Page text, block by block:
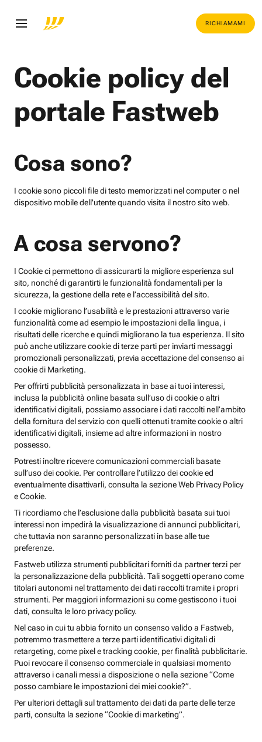
RICHIAMAMI
Cookie policy del
portale Fastweb
Cosa sono?
I cookie sono piccoli file di testo memorizzati nel computer o nel
dispositivo mobile dell'utente quando visita il nostro sito web.
A cosa servono?
I Cookie ci permettono di assicurarti la migliore esperienza sul
sito, nonché di garantirti le funzionalità fondamentali per la
sicurezza, la gestione della rete e l’accessibilità del sito.
I cookie migliorano l’usabilità e le prestazioni attraverso varie
funzionalità come ad esempio le impostazioni della lingua, i
risultati delle ricerche e quindi migliorano la tua esperienza. Il sito
può anche utilizzare cookie di terze parti per inviarti messaggi
promozionali personalizzati, previa accettazione del consenso ai
cookie di Marketing.
Per offrirti pubblicità personalizzata in base ai tuoi interessi,
inclusa la pubblicità online basata sull’uso di cookie o altri
identificativi digitali, possiamo associare i dati raccolti nell’ambito
della fornitura del servizio con quelli ottenuti tramite cookie o altri
identificativi digitali, insieme ad altre informazioni in nostro
possesso.
Potresti inoltre ricevere comunicazioni commerciali basate
sull’uso dei cookie. Per controllare l’utilizzo dei cookie ed
eventualmente disattivarli, consulta la sezione Web Privacy Policy
e Cookie.
Ti ricordiamo che l’esclusione dalla pubblicità basata sui tuoi
interessi non impedirà la visualizzazione di annunci pubblicitari,
che tuttavia non saranno personalizzati in base alle tue
preferenze.
Fastweb utilizza strumenti pubblicitari forniti da partner terzi per
la personalizzazione della pubblicità. Tali soggetti operano come
titolari autonomi nel trattamento dei dati raccolti tramite i propri
strumenti. Per maggiori informazioni su come gestiscono i tuoi
dati, consulta le loro privacy policy.
Nel caso in cui tu abbia fornito un consenso valido a Fastweb,
potremmo trasmettere a terze parti identificativi digitali di
retargeting, come pixel e tracking cookie, per finalità pubblicitarie.
Puoi revocare il consenso commerciale in qualsiasi momento
attraverso i canali messi a disposizione o nella sezione “Come
posso cambiare le impostazioni dei miei cookie?”.
Per ulteriori dettagli sul trattamento dei dati da parte delle terze
parti, consulta la sezione “Cookie di marketing”.